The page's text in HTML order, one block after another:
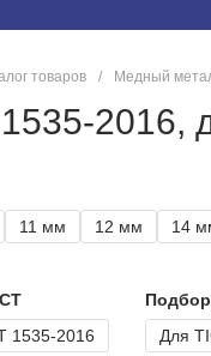
товаров / Медный
2016,
11 мм 12 мм 14
1535-2016
Для